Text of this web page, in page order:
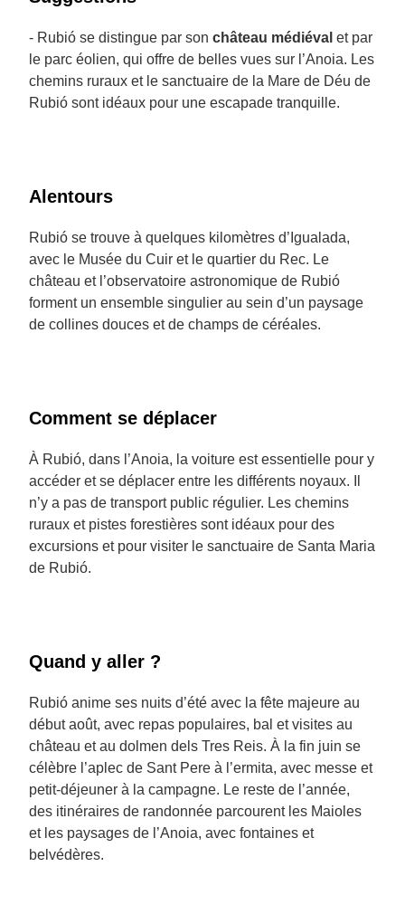
- Rubió se distingue par son château médiéval et par
le parc éolien, qui offre de belles vues sur l’Anoia. Les
chemins ruraux et le sanctuaire de la Mare de Déu de
Rubió sont idéaux pour une escapade tranquille.
Alentours
Rubió se trouve à quelques kilomètres d’Igualada,
avec le Musée du Cuir et le quartier du Rec. Le
château et l’observatoire astronomique de Rubió
forment un ensemble singulier au sein d’un paysage
de collines douces et de champs de céréales.
Comment se déplacer
À Rubió, dans l’Anoia, la voiture est essentielle pour y
accéder et se déplacer entre les différents noyaux. Il
n’y a pas de transport public régulier. Les chemins
ruraux et pistes forestières sont idéaux pour des
excursions et pour visiter le sanctuaire de Santa Maria
de Rubió.
Quand y aller ?
Rubió anime ses nuits d’été avec la fête majeure au
début août, avec repas populaires, bal et visites au
château et au dolmen dels Tres Reis. À la fin juin se
célèbre l’aplec de Sant Pere à l’ermita, avec messe et
petit-déjeuner à la campagne. Le reste de l’année,
des itinéraires de randonnée parcourent les Maioles
et les paysages de l’Anoia, avec fontaines et
belvédères.